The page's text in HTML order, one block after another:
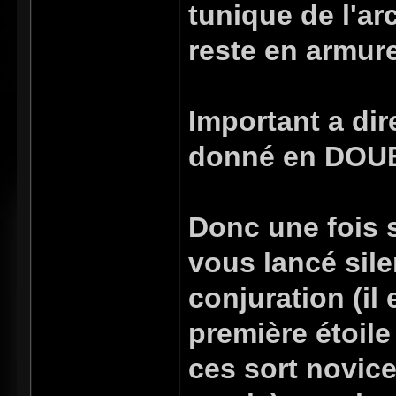
tunique de
reste en
Important a
donné en
Donc une fois
vous lancé
conjuration (il
première
ces sort